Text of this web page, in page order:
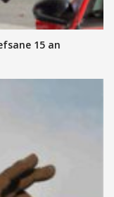
15 an